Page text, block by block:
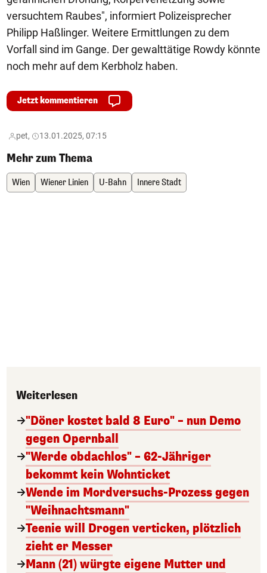
versuchtem Raubes", informiert Polizeisprecher
Philipp Haßlinger. Weitere Ermittlungen zu dem
Vorfall sind im Gange. Der gewalttätige Rowdy könnte
noch mehr auf dem Kerbholz haben.
Jetzt kommentieren
pet, 13.01.2025, 07:15
Mehr zum Thema
Wien Wiener Linien U-Bahn Innere Stadt
Weiterlesen
"Döner kostet bald 8 Euro" – nun Demo
gegen Opernball
"Werde obdachlos" – 62-Jähriger
bekommt kein Wohnticket
Wende im Mordversuchs-Prozess gegen
"Weihnachtsmann"
Teenie will Drogen verticken, plötzlich
zieht er Messer
Mann (21) würgte eigene Mutter und